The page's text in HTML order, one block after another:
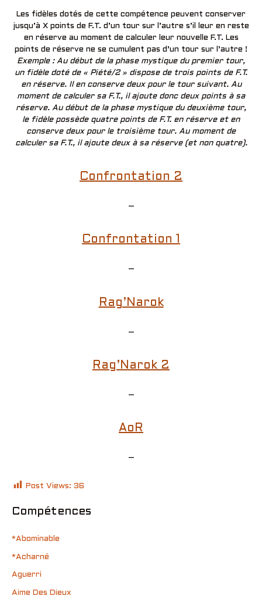
Les fidèles dotés de cette compétence peuvent conserver
jusqu’à X points de F.T. d’un tour sur l’autre s’il leur en reste
en réserve au moment de calculer leur nouvelle F.T. Les
points de réserve ne se cumulent pas d’un tour sur l’autre !
Exemple : Au début de la phase mystique du premier tour,
un fidèle doté de « Piété/2 » dispose de trois points de F.T.
en réserve. Il en conserve deux pour le tour suivant. Au
moment de calculer sa F.T., il ajoute donc deux points à sa
réserve. Au début de la phase mystique du deuxième tour,
le fidèle possède quatre points de F.T. en réserve et en
conserve deux pour le troisième tour. Au moment de
calculer sa F.T., il ajoute deux à sa réserve (et non quatre).
Confrontation 2
–
Confrontation 1
–
Rag’Narok
–
Rag’Narok 2
–
AoR
–
Post Views: 36
Compétences
*Abominable
*Acharné
Aguerri
Aime Des Dieux